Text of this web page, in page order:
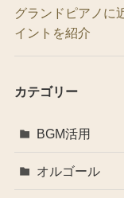
グランドピアノに
イントを紹介
カテゴリー
BGM活用
オルゴール